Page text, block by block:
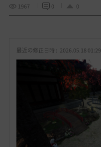
1967
0 0
最近の修正日時 : 2026.05.18 01:29